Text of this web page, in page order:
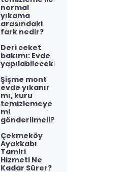
normal
yıkama
arasındaki
fark nedir?
Deri ceket
bakımı: Evde
yapılabilecekler
Şişme mont
evde yıkanır
mı, kuru
temizlemeye
mi
gönderilmeli?
Çekmeköy
Ayakkabı
Tamiri
Hizmeti Ne
Kadar Sürer?